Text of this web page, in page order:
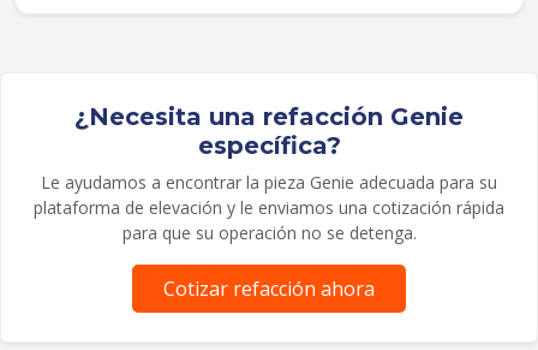
¿Necesita una refacción Genie
específica?
Le ayudamos a encontrar la pieza Genie adecuada para su
plataforma de elevación y le enviamos una cotización rápida
para que su operación no se detenga.
Cotizar refacción ahora